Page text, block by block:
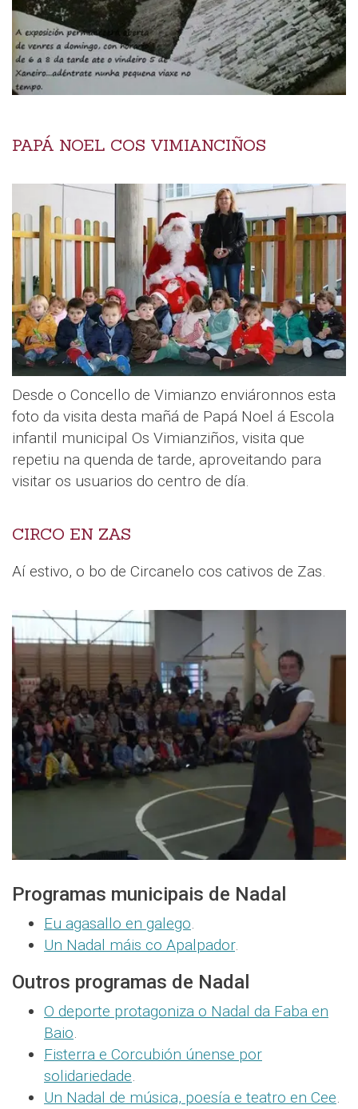
PAPÁ NOEL COS VIMIANCIÑOS
Desde o Concello de Vimianzo enviáronnos esta
foto da visita desta mañá de Papá Noel á Escola
infantil municipal Os Vimianziños, visita que
repetiu na quenda de tarde, aproveitando para
visitar os usuarios do centro de día.
CIRCO EN ZAS
Aí estivo, o bo de Circanelo cos cativos de Zas.
Programas municipais de Nadal
Eu agasallo en galego.
Un Nadal máis co Apalpador.
Outros programas de Nadal
O deporte protagoniza o Nadal da Faba en
Baio.
Fisterra e Corcubión únense por
solidariedade.
Un Nadal de música, poesía e teatro en Cee.